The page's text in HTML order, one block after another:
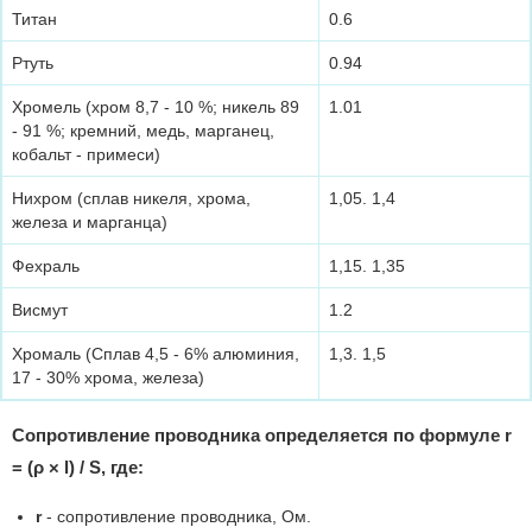
Титан 0.6
Ртуть 0.94
Хромель (хром 8,7 - 10 %; никель 89
- 91 %; кремний, медь, марганец,
кобальт - примеси)
1.01
Нихром (сплав никеля, хрома,
железа и марганца)
1,05. 1,4
Фехраль 1,15. 1,35
Висмут 1.2
Хромаль (Сплав 4,5 - 6% алюминия,
17 - 30% хрома, железа)
1,3. 1,5
Сопротивление проводника определяется по формуле r
= (ρ × l) / S, где:
r- сопротивление проводника, Ом.